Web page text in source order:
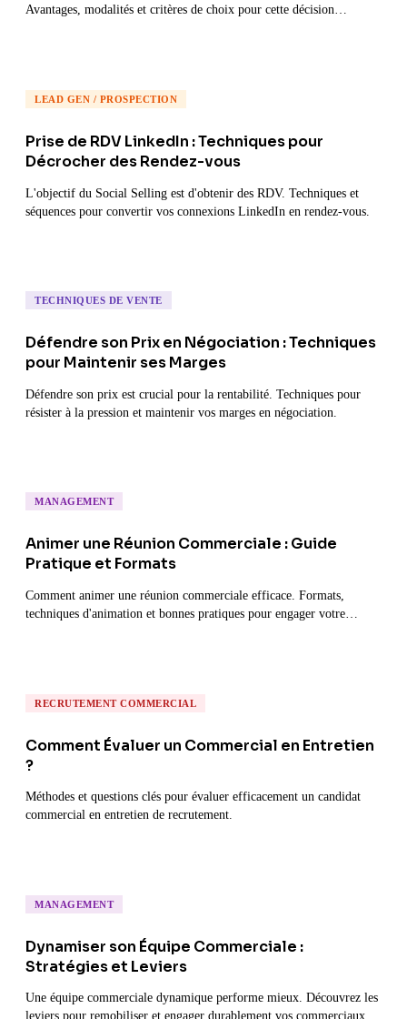
Avantages, modalités et critères de choix pour cette décision
LEAD GEN / PROSPECTION
Prise de RDV LinkedIn : Techniques pour
Décrocher des Rendez-vous
L'objectif du Social Selling est d'obtenir des RDV. Techniques et
séquences pour convertir vos connexions LinkedIn en rendez-vous.
TECHNIQUES DE VENTE
Défendre son Prix en Négociation : Techniques
pour Maintenir ses Marges
Défendre son prix est crucial pour la rentabilité. Techniques pour
résister à la pression et maintenir vos marges en négociation.
MANAGEMENT
Animer une Réunion Commerciale : Guide
Pratique et Formats
Comment animer une réunion commerciale efficace. Formats,
techniques d'animation et bonnes pratiques pour engager votre
RECRUTEMENT COMMERCIAL
Comment Évaluer un Commercial en Entretien
?
Méthodes et questions clés pour évaluer efficacement un candidat
commercial en entretien de recrutement.
MANAGEMENT
Dynamiser son Équipe Commerciale :
Stratégies et Leviers
Une équipe commerciale dynamique performe mieux. Découvrez les
leviers pour remobiliser et engager durablement vos commerciaux.